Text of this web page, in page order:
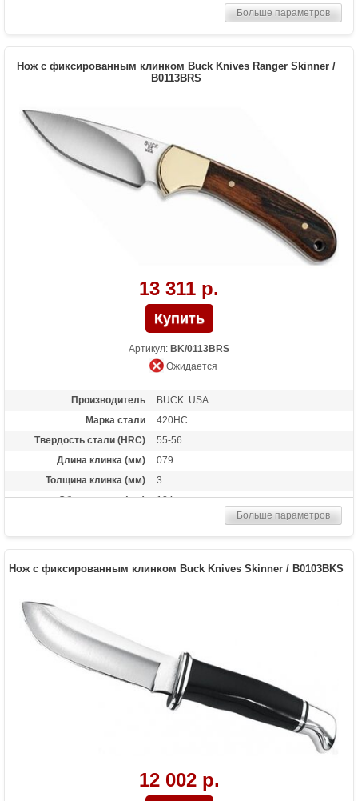
Вес (гр)
122
Больше параметров
Нож с фиксированным клинком Buck Knives Ranger Skinner /
B0113BRS
13 311 р.
Артикул: BK/0113BRS
Ожидается
Производитель
BUCK. USA
Марка стали
420HC
Твердость стали (HRC)
55-56
Длина клинка (мм)
079
Толщина клинка (мм)
3
Общая длина (мм)
184
дельта-древесина
Комплект
кожаные ножны в комплекте
Больше параметров
Нож с фиксированным клинком Buck Knives Skinner / B0103BKS
12 002 р.